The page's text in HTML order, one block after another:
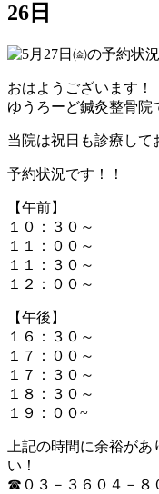
26日
おはようございます！
ゆうろーど鍼灸整骨院
当院は祝日も診療し
予約状況です！！
【午前】
１０：３０～
１１：００～
１１：３０～
１２：００～
【午後】
１６：３０～
１７：００～
１７：３０～
１８：３０～
１９：００~
上記の時間に余裕が
い！
☎０３－３６０４－８